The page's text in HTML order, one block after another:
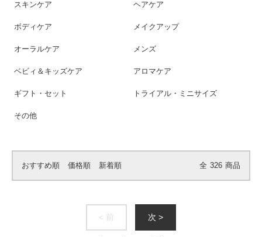
スキンケア ヘアケア
ボディケア メイクアップ
オーラルケア メンズ
ベビィ＆キッズケア アロマケア
ギフト・セット トライアル・ミニサイズ
その他
おすすめ順 価格順 新着順 全 326 商品
< 前 次 >